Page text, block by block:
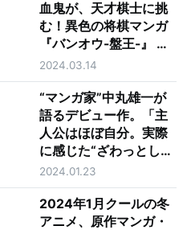
血鬼が、天才棋士に挑
む！異色の将棋マンガ
『バンオウ-盤王-』 担
当編集者・杉田卓さん
インタビュー
2024.03.14
“マンガ家”中丸雄一が
語るデビュー作。「主
人公はほぼ自分。実際
に感じた“ざわっとした
こと”を描いています」
2024.01.23
2024年1月クールの冬
アニメ、原作マンガ・